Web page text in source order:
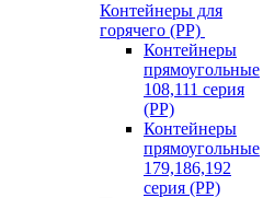
Контейнеры для
горячего (PP)
Контейнеры
прямоугольные
108,111 серия
(PP)
Контейнеры
прямоугольные
179,186,192
серия (PP)